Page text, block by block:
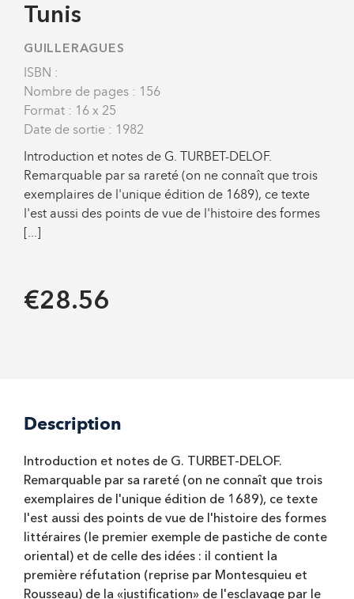
Tunis
GUILLERAGUES
ISBN :
Nombre de pages : 156
Format : 16 x 25
Date de sortie : 1982
Introduction et notes de G. TURBET-DELOF.
Remarquable par sa rareté (on ne connaît que trois
exemplaires de l'unique édition de 1689), ce texte
l'est aussi des points de vue de l'histoire des formes
[...]
€28.56
Description
Introduction et notes de G. TURBET-DELOF.
Remarquable par sa rareté (on ne connaît que trois
exemplaires de l'unique édition de 1689), ce texte
l'est aussi des points de vue de l'histoire des formes
littéraires (le premier exemple de pastiche de conte
oriental) et de celle des idées : il contient la
première réfutation (reprise par Montesquieu et
Rousseau) de la «justification» de l'esclavage par le